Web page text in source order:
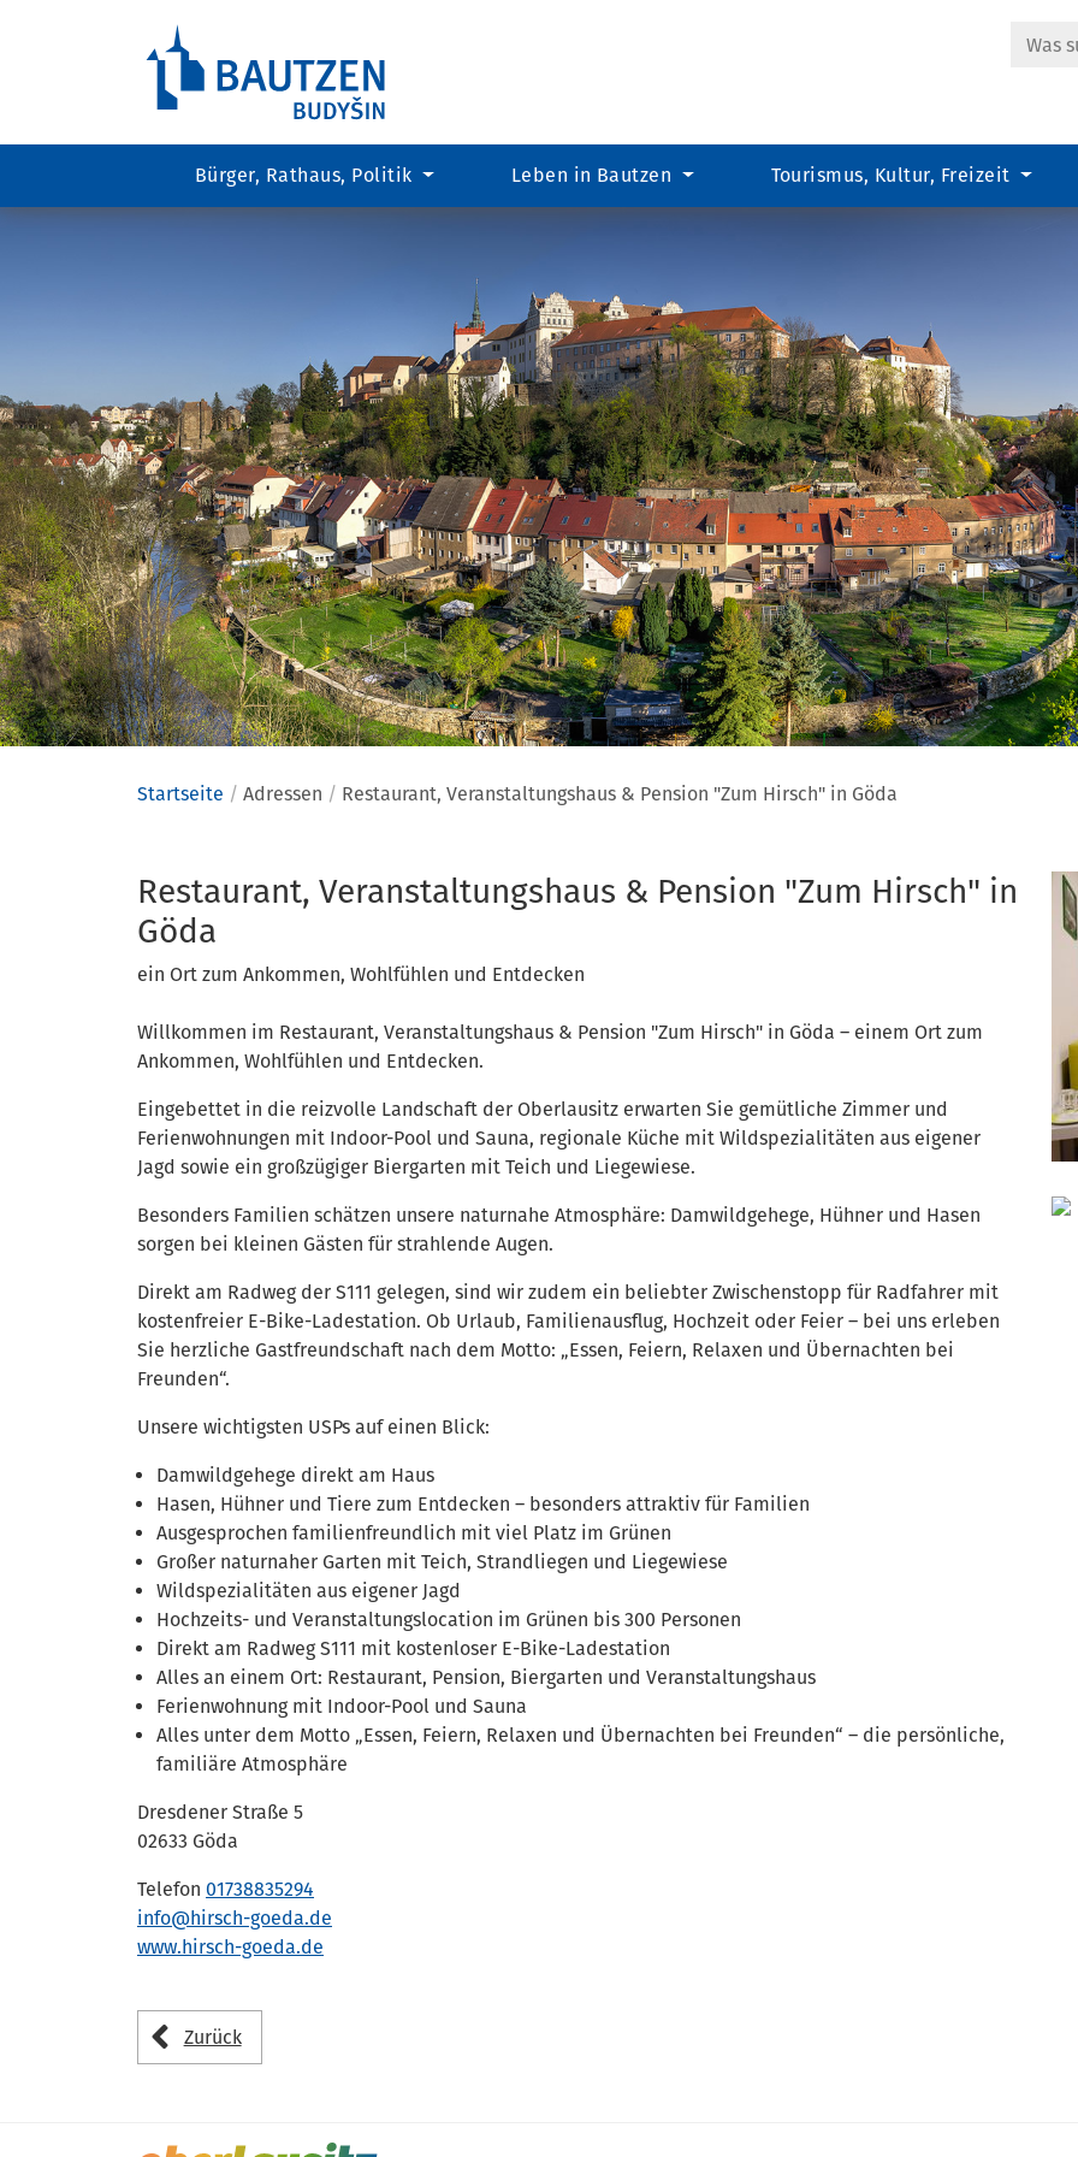
Hauptregion
Bürger, Rathaus, Politik Leben in Bautzen Tourismus, Kultur, Freizeit
Startseite Adressen Restaurant, Veranstaltungshaus & Pension "Zum Hirsch" in Göda
Adressen
Restaurant, Veranstaltungshaus & Pension "Zum Hirsch" in
Göda
ein Ort zum Ankommen, Wohlfühlen und Entdecken
Willkommen im Restaurant, Veranstaltungshaus & Pension "Zum Hirsch" in Göda – einem Ort zum
Ankommen, Wohlfühlen und Entdecken.
Eingebettet in die reizvolle Landschaft der Oberlausitz erwarten Sie gemütliche Zimmer und
Ferienwohnungen mit Indoor-Pool und Sauna, regionale Küche mit Wildspezialitäten aus eigener
Jagd sowie ein großzügiger Biergarten mit Teich und Liegewiese.
Besonders Familien schätzen unsere naturnahe Atmosphäre: Damwildgehege, Hühner und Hasen
sorgen bei kleinen Gästen für strahlende Augen.
Direkt am Radweg der S111 gelegen, sind wir zudem ein beliebter Zwischenstopp für Radfahrer mit
kostenfreier E-Bike-Ladestation. Ob Urlaub, Familienausflug, Hochzeit oder Feier – bei uns erleben
Sie herzliche Gastfreundschaft nach dem Motto: „Essen, Feiern, Relaxen und Übernachten bei
Freunden“.
Unsere wichtigsten USPs auf einen Blick:
Damwildgehege direkt am Haus
Hasen, Hühner und Tiere zum Entdecken – besonders attraktiv für Familien
Ausgesprochen familienfreundlich mit viel Platz im Grünen
Großer naturnaher Garten mit Teich, Strandliegen und Liegewiese
Wildspezialitäten aus eigener Jagd
Hochzeits- und Veranstaltungslocation im Grünen bis 300 Personen
Direkt am Radweg S111 mit kostenloser E-Bike-Ladestation
Alles an einem Ort: Restaurant, Pension, Biergarten und Veranstaltungshaus
Ferienwohnung mit Indoor-Pool und Sauna
Alles unter dem Motto „Essen, Feiern, Relaxen und Übernachten bei Freunden“ – die persönliche,
familiäre Atmosphäre
Dresdener Straße 5
02633 Göda
Telefon 01738835294
info@hirsch-goeda.de
www.hirsch-goeda.de
Zurück